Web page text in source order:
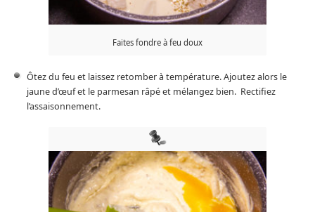
Faites fondre à feu doux
Ôtez du feu et laissez retomber à température. Ajoutez alors le
jaune d’œuf et le parmesan râpé et mélangez bien. Rectifiez
l’assaisonnement.